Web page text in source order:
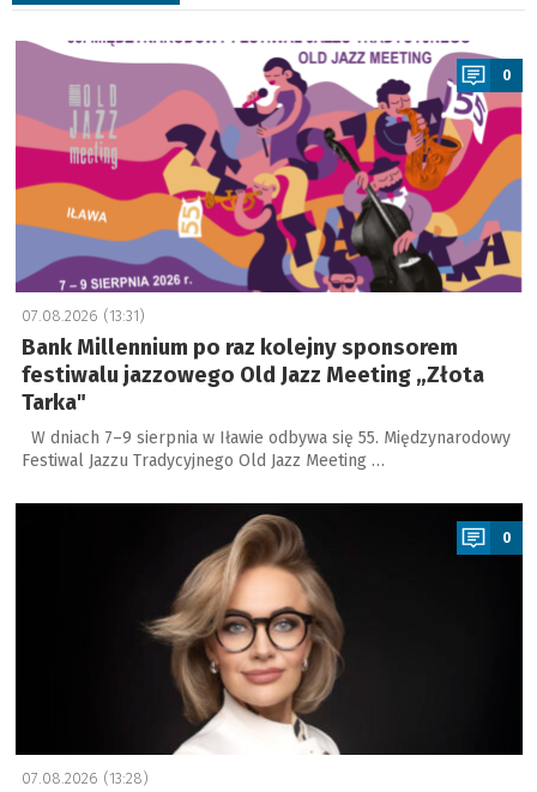
a
0
07.08.2026 (13:31)
Bank Millennium po raz kolejny sponsorem
festiwalu jazzowego Old Jazz Meeting „Złota
Tarka"
W dniach 7–9 sierpnia w Iławie odbywa się 55. Międzynarodowy
Festiwal Jazzu Tradycyjnego Old Jazz Meeting …
a
0
07.08.2026 (13:28)